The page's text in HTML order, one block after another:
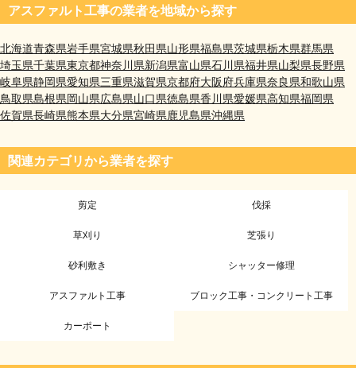
アスファルト工事の業者を地域から探す
北海道青森県岩手県宮城県秋田県山形県福島県茨城県栃木県群馬県
埼玉県千葉県東京都神奈川県新潟県富山県石川県福井県山梨県長野県
岐阜県静岡県愛知県三重県滋賀県京都府大阪府兵庫県奈良県和歌山県
鳥取県島根県岡山県広島県山口県徳島県香川県愛媛県高知県福岡県
佐賀県長崎県熊本県大分県宮崎県鹿児島県沖縄県
関連カテゴリから業者を探す
剪定 伐採
草刈り 芝張り
砂利敷き シャッター修理
アスファルト工事 ブロック工事・コンクリート工事
カーポート